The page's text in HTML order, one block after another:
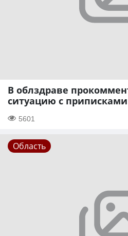
В облздраве
ситуацию с приписками
5601
Область